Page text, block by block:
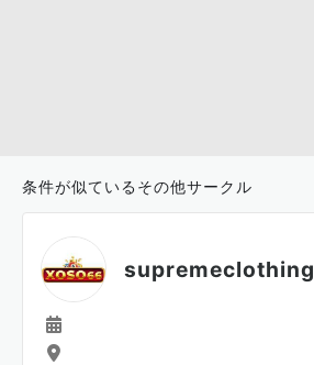
条件が似ているその他サークル
supremeclothing